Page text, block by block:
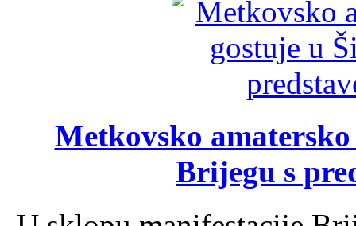
Metkovsko
Brijegu s